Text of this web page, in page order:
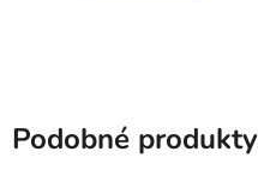
Podobné produkty